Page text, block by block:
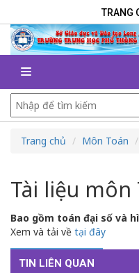
TRANG
Trang chủ Môn Toán
Tài liệu môn
Bao gồm toán đại số và
Xem và tải về tại đây
TIN LIÊN QUAN